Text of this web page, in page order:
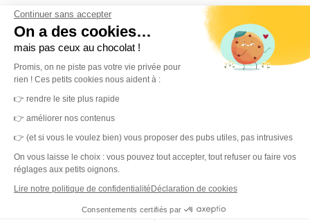
Continuer sans accepter
On a des cookies…
mais pas ceux au chocolat !
Promis, on ne piste pas votre vie privée pour
rien ! Ces petits cookies nous aident à :
👉 rendre le site plus rapide
👉 améliorer nos contenus
👉 (et si vous le voulez bien) vous proposer des pubs utiles, pas intrusives
On vous laisse le choix : vous pouvez tout accepter, tout refuser ou faire vos
réglages aux petits oignons.
Lire notre politique de confidentialité Déclaration de cookies
Consentements certifiés par